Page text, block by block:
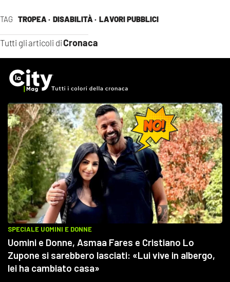
TAG TROPEA · DISABILITÀ · LAVORI PUBBLICI
Tutti gli articoli diCronaca